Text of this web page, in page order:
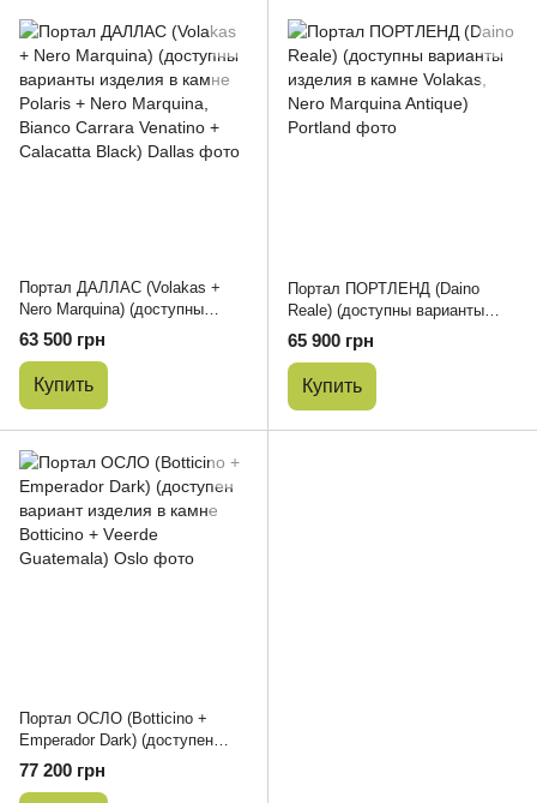
Портал ДАЛЛАС (Volakas +
Nero Marquina) (доступны
варианты изделия в камне
Polaris + Nero Marquina, Bianco
Carrara Venatino + Calacatta
Black)
63 500 грн
Купить
Портал ПОРТЛЕНД (Daino
Reale) (доступны варианты
изделия в камне Volakas, Nero
Marquina Antique)
65 900 грн
Купить
Портал ОСЛО (Botticino +
Emperador Dark) (доступен
вариант изделия в камне
Botticino + Vеerde Guatemala)
77 200 грн